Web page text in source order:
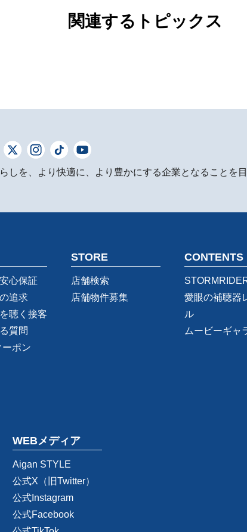
関連するトピックス
しを、より快適に、より豊かにする企業となることを
心保証
追求
聴く接客
質問
ポン
STORE
店舗検索
店舗物件募集
CONTENTS
愛眼の補聴器
ル
ムービーギャ
WEBメディア
Aigan STYLE
公式X（旧Twitter）
公式Instagram
公式Facebook